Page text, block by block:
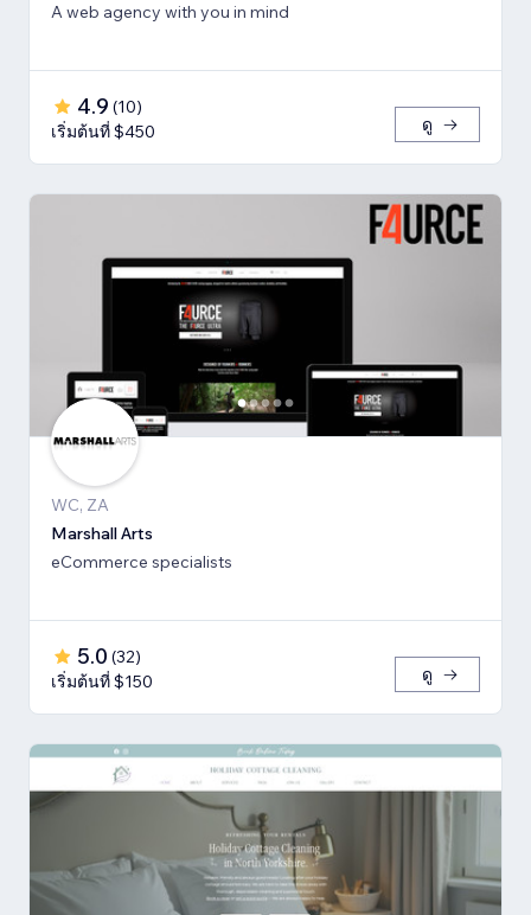
A web agency with you in mind
4.9 (10)
เริ่มต้นที่ $450
ดู
WC, ZA
Marshall Arts
eCommerce specialists
5.0 (32)
เริ่มต้นที่ $150
ดู